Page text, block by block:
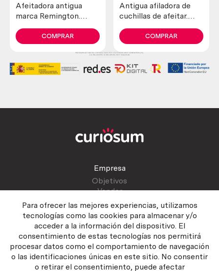
Para ofrecer las mejores experiencias, utilizamos
tecnologías como las cookies para almacenar y/o
acceder a la información del dispositivo. El
consentimiento de estas tecnologías nos permitirá
procesar datos como el comportamiento de navegación
o las identificaciones únicas en este sitio. No consentir
o retirar el consentimiento, puede afectar
Afeitadora antigua
marca Remington.
colecciónCOMPRAR
Antigua afiladora de
cuchillas de afeitar.
COMPRAR
Empresa
Objetivos
Vender
Atención al cliente
Contactar
Manual del vendedor